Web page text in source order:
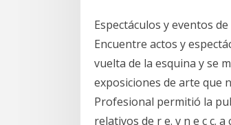
Espectáculos y eventos
Encuentre actos y
vuelta de la esquina y se
exposiciones de arte que
Profesional permitió la
relativos de r e. v n e c c. a